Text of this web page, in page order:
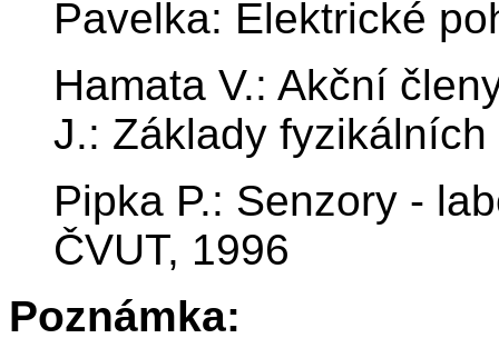
Pavelka: Elektrické
Hamata V.: Akční
J.: Základy
Pipka P.: Senzory -
ČVUT, 1996
Poznámka: